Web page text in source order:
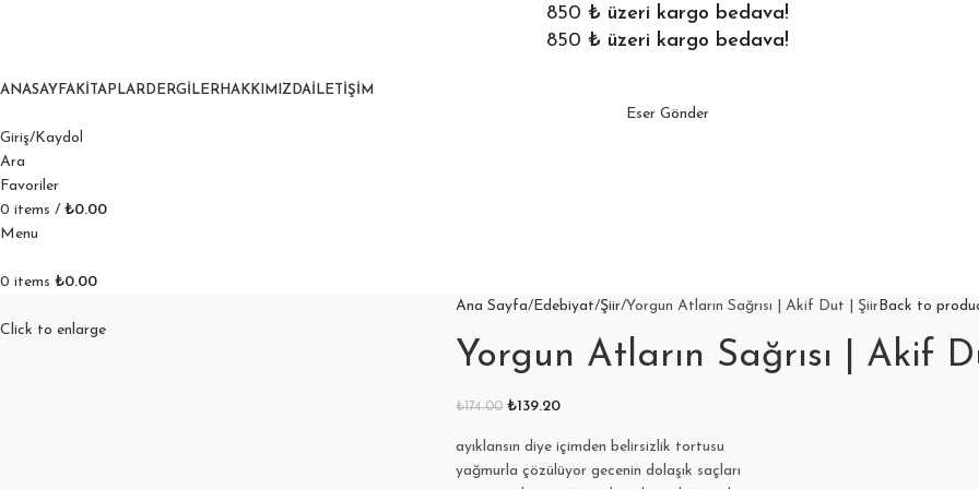
850 ₺ üzeri kargo bedava!
850 ₺ üzeri kargo bedava!
ANASAYFA KITAPLAR DERGILER HAKKIMIZDA İLETIŞIM
Eser Gönder
Giriş/Kaydol
Ara
Favoriler
0 items / ₺0.00
Menu
0 items ₺0.00
Click to enlarge
Ana Sayfa Edebiyat Şiir Yorgun Atların Sağrısı | Akif Dut | ŞiirBack to
Yorgun Atların Sağrısı | Akif
₺174.00 ₺139.20
ayıklansın diye içimden belirsizlik tortusu
yağmurla çözülüyor gecenin dolaşık saçları